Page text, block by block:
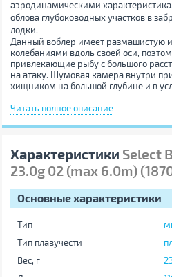
аэродинамическими
облова глубоководных участков в
лодки.
Данный воблер имеет размашистую
колебаниями вдоль своей оси,
привлекающие рыбу с большого
на атаку. Шумовая камера внутри
хищником на большой глубине и в
надёжно удерживают его даже во
которые подойдут для облова глубин
соответственно.
Читать полное описание
Характеристики Select
23.0g 02 (max 6.0m)
Основные характеристики
Тип
Тип плавучести
Вес, г